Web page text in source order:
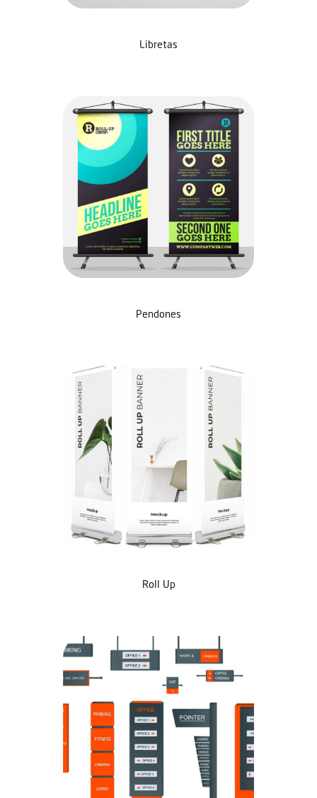
Libretas
Pendones
Roll Up